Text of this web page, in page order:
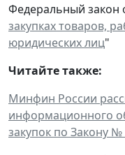
Федеральный закон
закупках товаров,
юридических лиц"
Читайте также:
Минфин России
информационного
закупок по Закону